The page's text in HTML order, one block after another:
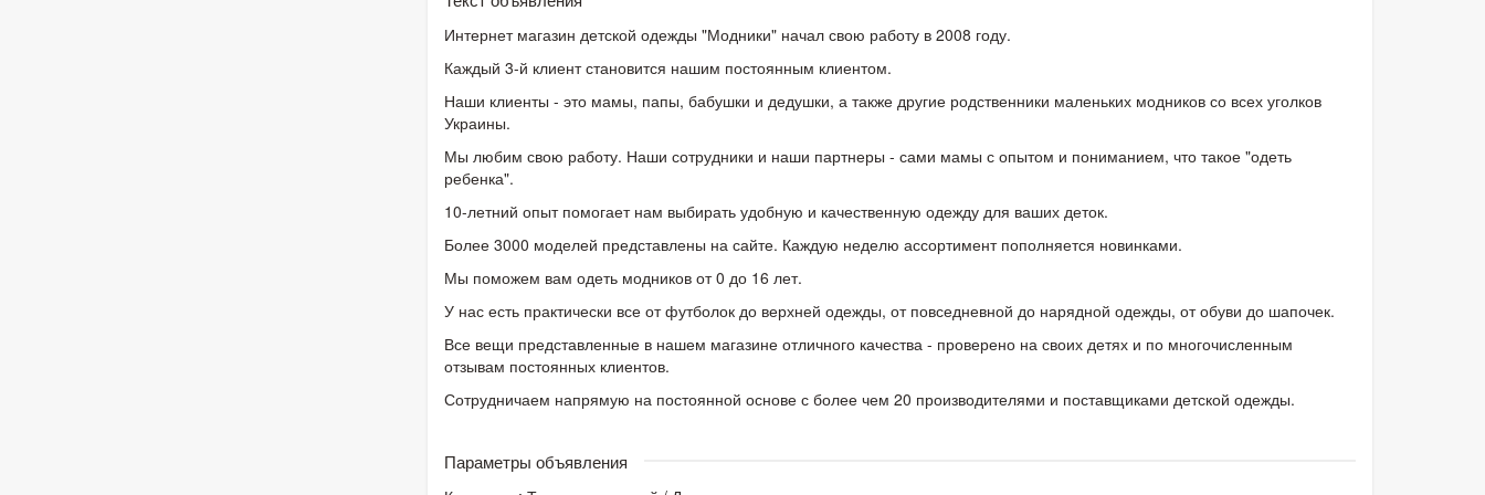
Интернет магазин детской одежды "Модники" начал свою работу в 2008 году.
Каждый 3-й клиент становится нашим постоянным клиентом.
Наши клиенты - это мамы, папы, бабушки и дедушки, а также другие родственники маленьких модников со всех уголков
Украины.
Мы любим свою работу. Наши сотрудники и наши партнеры - сами мамы с опытом и пониманием, что такое "одеть
ребенка".
10-летний опыт помогает нам выбирать удобную и качественную одежду для ваших деток.
Более 3000 моделей представлены на сайте. Каждую неделю ассортимент пополняется новинками.
Мы поможем вам одеть модников от 0 до 16 лет.
У нас есть практически все от футболок до верхней одежды, от повседневной до нарядной одежды, от обуви до шапочек.
Все вещи представленные в нашем магазине отличного качества - проверено на своих детях и по многочисленным
отзывам постоянных клиентов.
Сотрудничаем напрямую на постоянной основе с более чем 20 производителями и поставщиками детской одежды.
Параметры объявления